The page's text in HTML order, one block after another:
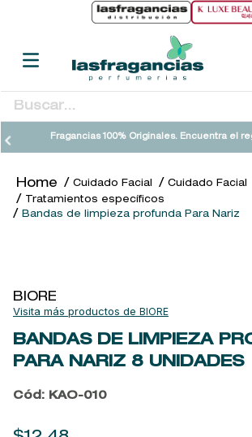
Buscar...
Fragancias 100% Originales. Encuentra el
Cuidado Facial
Cuidado Facial
Tratamientos específicos
Bandas de limpieza profunda Para Nariz
BIORE
BIORE
BANDAS DE LIMPIEZA
PARA NARIZ 8 UNIDADES
Cód: KAO-010
TÉRMINOS MÁS BUSCADOS
2.
sol ipanema
.
cleanance
6.
woods of windsor
7.
kool beauty serum
8.
retrinal
9.
baylis